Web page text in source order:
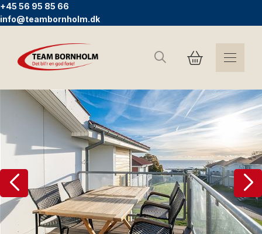
+45 56 95 85 66
info@teambornholm.dk
Søg